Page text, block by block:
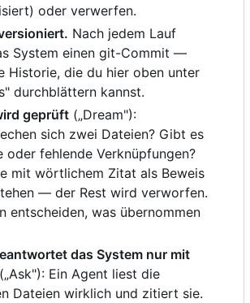
oder verwerfen.
Nach jedem Lauf
System einen git-Commit —
Historie, die du hier oben unter
durchblättern kannst.
geprüft („Dream"):
sich zwei Dateien? Gibt es
oder fehlende Verknüpfungen?
mit wörtlichem Zitat als Beweis
— der Rest wird verworfen.
entscheiden, was übernommen
das System nur mit
(„Ask"): Ein Agent liest die
Dateien wirklich und zitiert sie.